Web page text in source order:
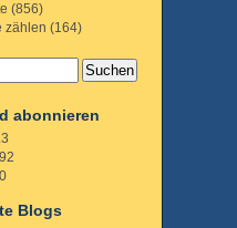
(856)
zählen (164)
abonnieren
Blogs